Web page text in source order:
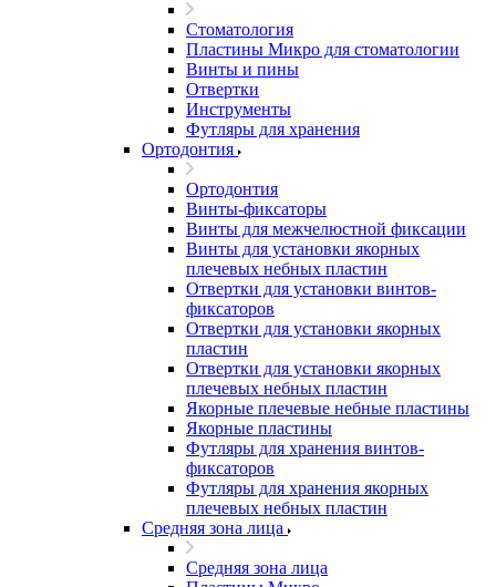
Стоматология
Пластины Микро для стоматологии
Винты и пины
Отвертки
Инструменты
Футляры для хранения
Ортодонтия
Ортодонтия
Винты-фиксаторы
Винты для межчелюстной фиксации
Винты для установки якорных
плечевых небных пластин
Отвертки для установки винтов-
фиксаторов
Отвертки для установки якорных
пластин
Отвертки для установки якорных
плечевых небных пластин
Якорные плечевые небные пластины
Якорные пластины
Футляры для хранения винтов-
фиксаторов
Футляры для хранения якорных
плечевых небных пластин
Средняя зона лица
Средняя зона лица